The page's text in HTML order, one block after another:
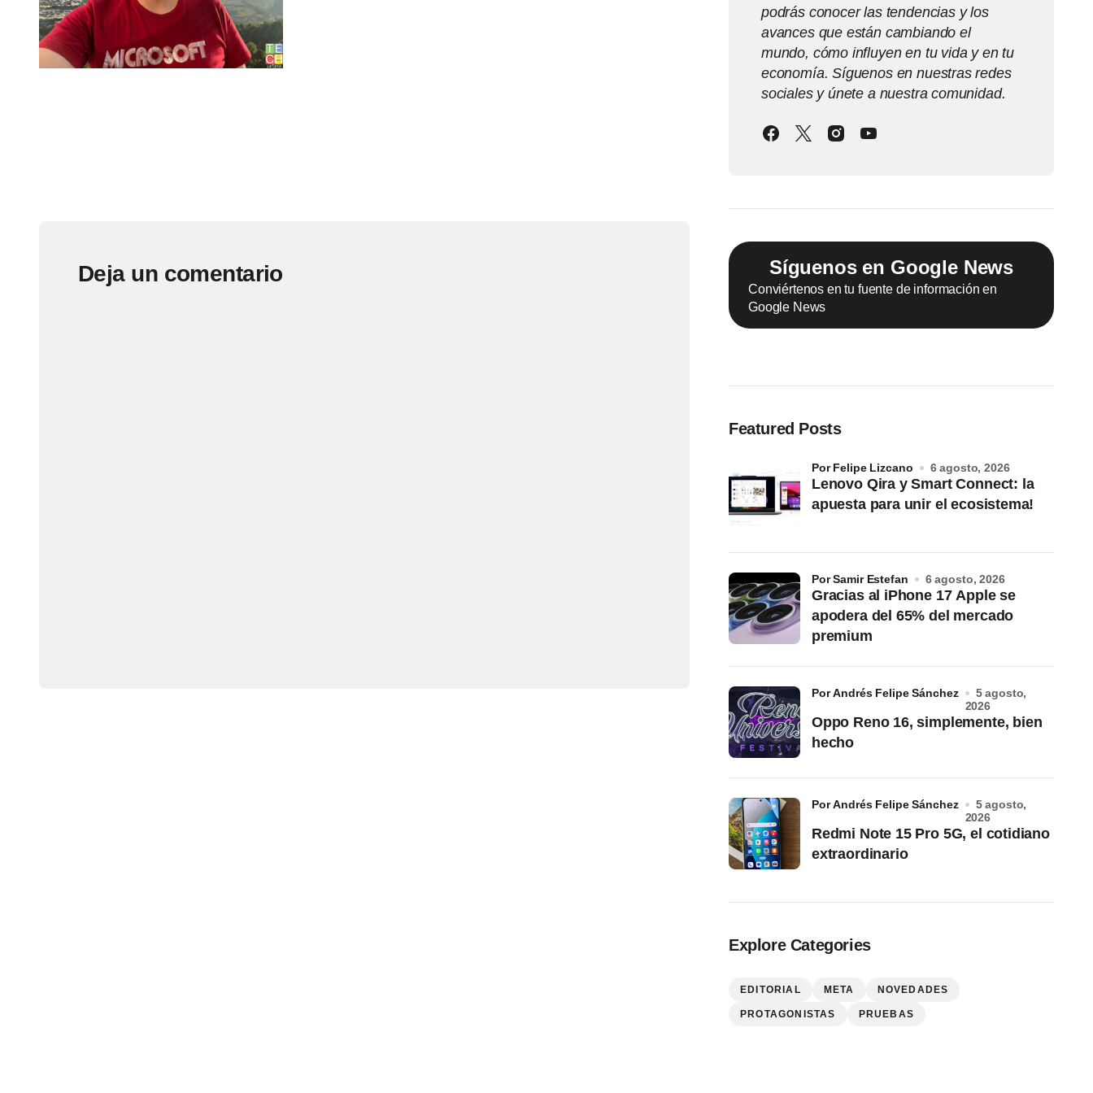
Deja un comentario
podrás conocer las tendencias y los
avances que están cambiando el
mundo, cómo influyen en tu vida y en tu
economía. Síguenos en nuestras redes
sociales y únete a nuestra comunidad.
Síguenos en Google News
Conviértenos en tu fuente de información en
Google News
Featured Posts
Lenovo Qira y Smart Connect: la
apuesta para unir el ecosistema!
por Felipe Lizcano 6 agosto, 2026
Gracias al iPhone 17 Apple se
apodera del 65% del mercado
premium
por Samir Estefan 6 agosto, 2026
Oppo Reno 16, simplemente, bien
hecho
por Andrés Felipe Sánchez
5 agosto,
2026
Redmi Note 15 Pro 5G, el cotidiano
extraordinario
por Andrés Felipe Sánchez
5 agosto,
2026
Explore Categories
EDITORIAL META NOVEDADES
PROTAGONISTAS PRUEBAS